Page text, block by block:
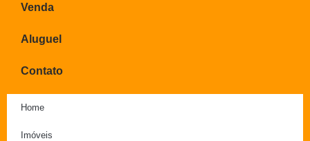
Venda
Aluguel
Contato
Home
Imóveis